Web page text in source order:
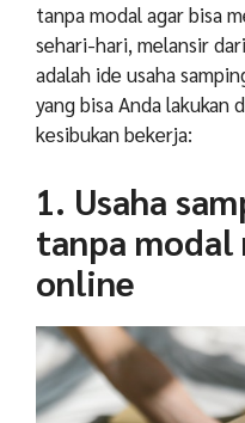
tanpa modal agar bisa
sehari-hari, melansir
adalah ide usaha
yang bisa Anda lakukan
kesibukan bekerja:
1. Usaha
tanpa
online